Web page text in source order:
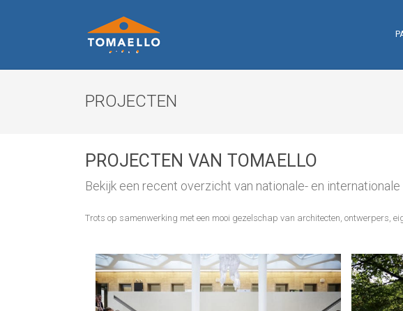
PROJECTEN
PROJECTEN VAN TOMAELLO
Bekijk een recent overzicht van nationale- en
Trots op samenwerking met een mooi gezelschap van architecten, ontwerpers,